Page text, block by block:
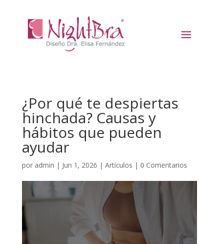
¿Por qué te despiertas
hinchada? Causas y
hábitos que pueden
ayudar
por admin | Jun 1, 2026 | Artículos | 0 Comentarios